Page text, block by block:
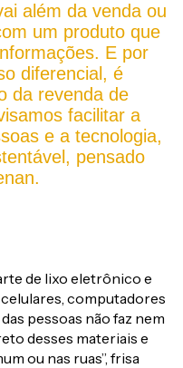
além da venda ou
um produto que
E por
diferencial, é
da revenda de
facilitar a
e a tecnologia,
pensado
de lixo eletrônico e
computadores
pessoas não faz nem
desses materiais e
ou nas ruas”, frisa